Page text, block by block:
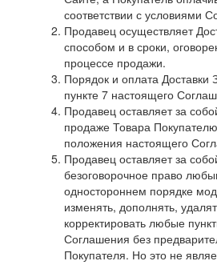
соответствии с условиями
Продавец осуществляет
способом и в сроки,
процессе продажи.
Порядок и оплата Доставки
пункте 7 настоящего
Продавец оставляет за
продаже Товара
положения настоящего
Продавец оставляет за
безоговорочное право
одностороннем порядке
изменять, дополнять,
корректировать любые
Соглашения без
Покупателя. Но это не